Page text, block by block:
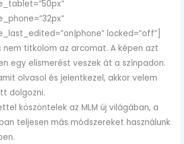
locked=”off”]
nem titkolom az arcomat. A képen azt
egy elismerést veszek át a színpadon.
olvasol és jelentkezel, akkor velem
dolgozni.
köszöntelek az MLM új világában, a
teljesen más módszereket használunk